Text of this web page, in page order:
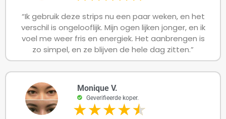
“Ik gebruik deze strips nu een paar weken, en het
verschil is ongelooflijk. Mijn ogen lijken jonger, en ik
voel me weer fris en energiek. Het aanbrengen is
zo simpel, en ze blijven de hele dag zitten.”
Monique V.
Geverifieerde koper.